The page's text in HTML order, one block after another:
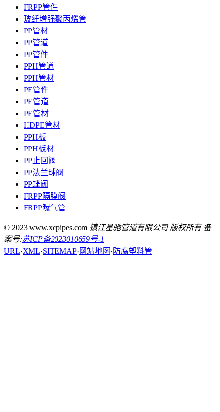
FRPP管件
玻纤增强聚丙烯管
PP管材
PP管道
PP管件
PPH管道
PPH管材
PE管件
PE管道
PE管材
HDPE管材
PPH板
PPH板材
PP止回阀
PP法兰球阀
PP蝶阀
FRPP隔膜阀
FRPP曝气管
© 2023 www.xcpipes.com 镇江星驰管道有限公司 版权所有 备
案号:苏ICP备2023010659号-1
URL·XML·SITEMAP· 网站地图 · 防腐塑料管